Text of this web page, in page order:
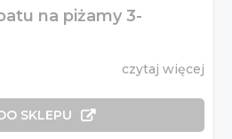
na piżamy 3-
czytaj więcej
SKLEPU